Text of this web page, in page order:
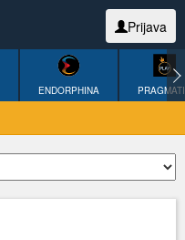
Prijava
ENDORPHINA